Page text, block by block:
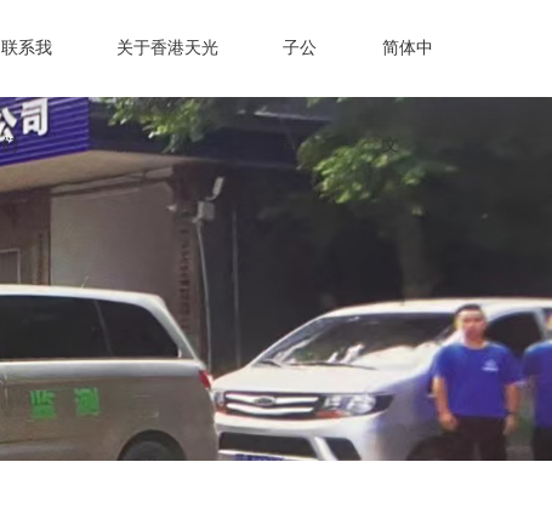
联系我
们
关于香港天光 子公
司
简体中
文